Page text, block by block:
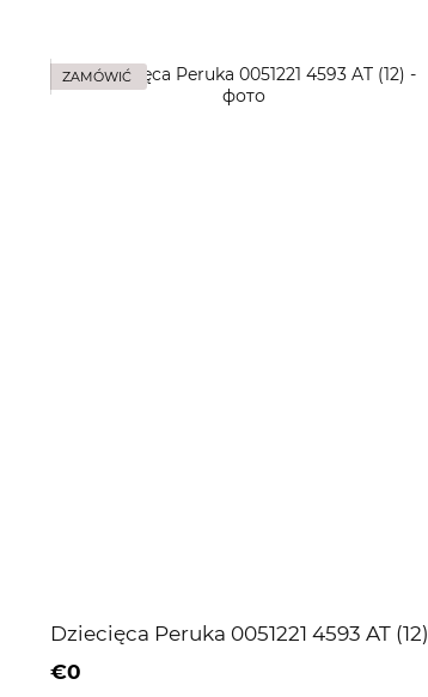
ZAMÓWIĆ
Dziecięca Peruka 0051221 4593 AT (12)
€0